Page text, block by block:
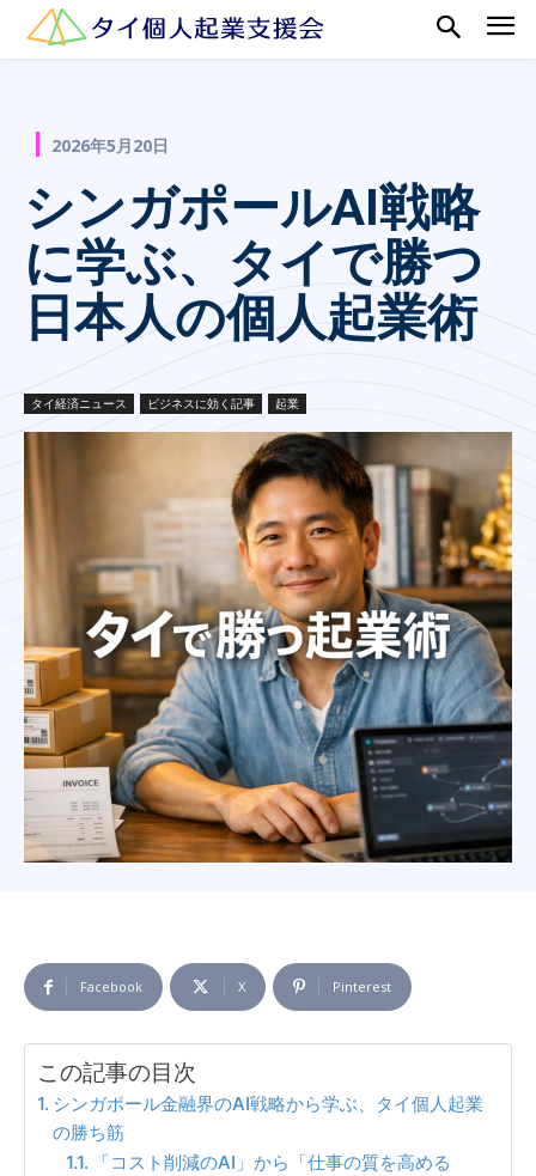
2026年5月20日
シンガポールAI戦略
に学ぶ、タイで勝つ
日本人の個人起業術
タイ経済ニュース ビジネスに効く記事 起業
Facebook X Pinterest
この記事の目次
シンガポール金融界のAI戦略から学ぶ、タイ個人起業
の勝ち筋
「コスト削減のAI」から「仕事の質を高める